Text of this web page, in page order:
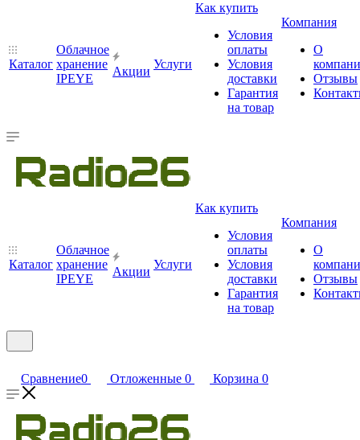
Каталог
Облачное
хранение
IPEYE
Акции
Услуги
Как купить
Условия
оплаты
Условия
доставки
Гарантия
на товар
Компания
О
Отзывы
Каталог
Облачное
хранение
IPEYE
Акции
Услуги
Как купить
Условия
оплаты
Условия
доставки
Гарантия
на товар
Компания
О
Отзывы
Сравнение0 Отложенные 0 Корзина 0